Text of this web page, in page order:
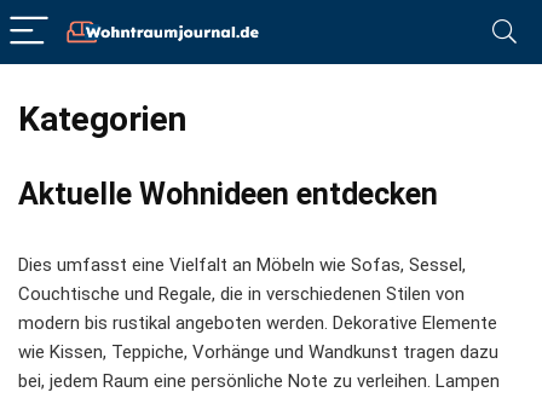
Kategorien
Aktuelle Wohnideen entdecken
Dies umfasst eine Vielfalt an Möbeln wie Sofas, Sessel,
Couchtische und Regale, die in verschiedenen Stilen von
modern bis rustikal angeboten werden. Dekorative Elemente
wie Kissen, Teppiche, Vorhänge und Wandkunst tragen dazu
bei, jedem Raum eine persönliche Note zu verleihen. Lampen